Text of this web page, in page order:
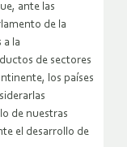
ante las
de la
la
de sectores
los países
de nuestras
el desarrollo de